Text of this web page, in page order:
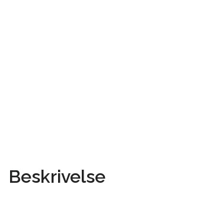
Beskrivelse